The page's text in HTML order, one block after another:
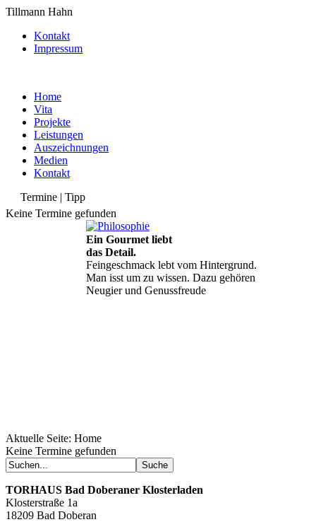
Tillmann Hahn
Kontakt
Impressum
Home
Vita
Projekte
Leistungen
Auszeichnungen
Medien
Kontakt
Termine | Tipp
Keine Termine gefunden
Ein Gourmet liebt
das Detail.
Feingeschmack lebt vom Hintergrund.
Man isst um zu wissen. Dazu gehören
Neugier und Genussfreude
Geheimnisse, die
keine sind.
Ein Potpourri professioneller Rezepte.
regionalen Küche. Nachkochbar, aber
Aktuelle Seite: Home
Keine Termine gefunden
TORHAUS Bad Doberaner Klosterladen
Klosterstraße 1a
18209 Bad Doberan